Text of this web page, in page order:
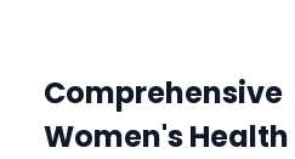
Comprehensive
Women's Health